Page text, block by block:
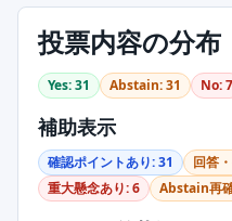
投票内容の分布
Yes: 31 Abstain: 31 No: 7
補助表示
確認ポイントあり: 31
回答
重大懸念あり: 6
Abstain再